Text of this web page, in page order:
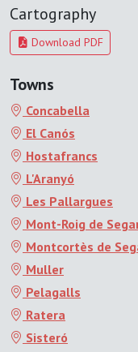
Cartography
Download PDF
Towns
Concabella
El Canós
Hostafrancs
L'Aranyó
Les Pallargues
Mont-Roig de
Montcortès de
Muller
Pelagalls
Ratera
Sisteró